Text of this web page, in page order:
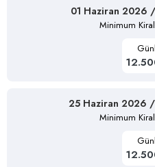
01 Haziran 2026
Minimum
25 Haziran 2026
Minimum